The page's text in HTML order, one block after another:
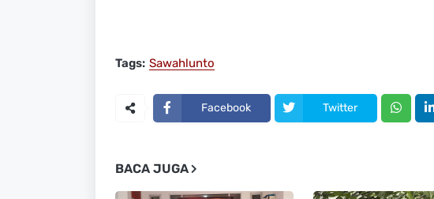
Tags: Sawahlunto
Facebook Twitter
BACA JUGA